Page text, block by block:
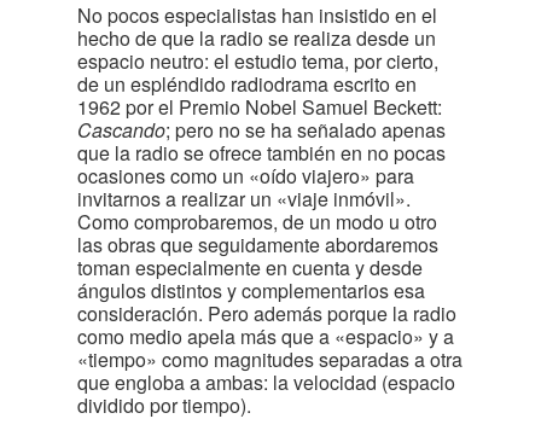
No pocos especialistas han insistido en el
hecho de que la radio se realiza desde un
espacio neutro: el estudio tema, por cierto,
de un espléndido radiodrama escrito en
1962 por el Premio Nobel Samuel Beckett:
Cascando; pero no se ha señalado apenas
que la radio se ofrece también en no pocas
ocasiones como un «oído viajero» para
invitarnos a realizar un «viaje inmóvil».
Como comprobaremos, de un modo u otro
las obras que seguidamente abordaremos
toman especialmente en cuenta y desde
ángulos distintos y complementarios esa
consideración. Pero además porque la radio
como medio apela más que a «espacio» y a
«tiempo» como magnitudes separadas a otra
que engloba a ambas: la velocidad (espacio
dividido por tiempo).